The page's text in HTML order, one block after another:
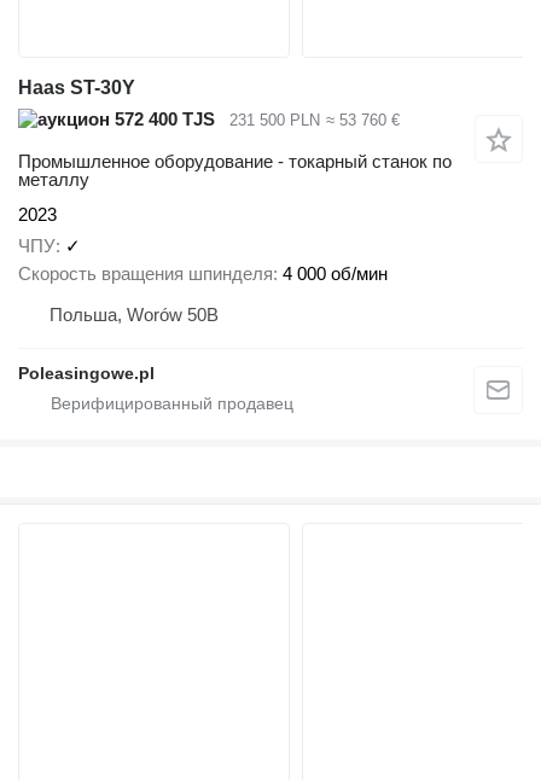
Haas ST-30Y
572 400 TJS
231 500 PLN ≈ 53 760 €
Промышленное оборудование - токарный станок по
металлу
2023
ЧПУ ✓
Скорость вращения шпинделя 4 000 об/мин
Польша, Worów 50B
Poleasingowe.pl